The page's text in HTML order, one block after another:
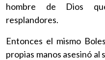
hombre de Dios
resplandores.
Entonces el mismo
propias manos asesinó al